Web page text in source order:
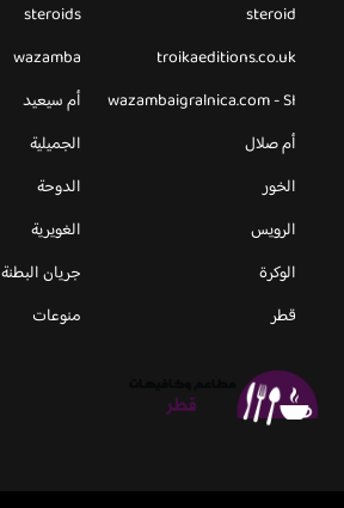
steroid
steroids
troikaeditions.co.uk
wazamba
wazambaigralnica.com - SI
أم سيعيد
أم صلال
الجميلية
الخور
الدوحة
الرويس
الغويرية
الوكرة
جريان البطنة
قطر
منوعات